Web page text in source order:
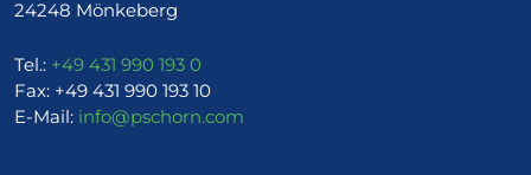
24248 Mönkeberg
Tel.: +49 431 990 193 0
Fax: +49 431 990 193 10
E-Mail: info@pschorn.com